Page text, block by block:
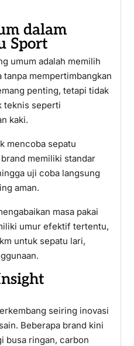
dalam
Sport
umum adalah memilih
tanpa mempertimbangkan
penting, tetapi tidak
teknis seperti
kaki.
mencoba sepatu
memiliki standar
uji coba langsung
aman.
masa pakai
umur efektif tertentu,
untuk sepatu lari,
seiring inovasi
Beberapa brand kini
busa ringan, carbon